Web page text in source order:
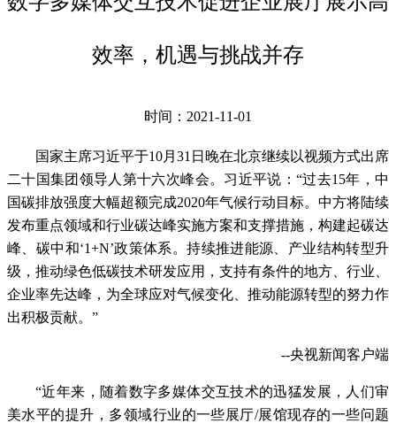
效率，机遇与挑战并存
时间：2021-11-01
国家主席习近平于10月31日晚在北京继续以视频方式出席
二十国集团领导人第十六次峰会。习近平说：“过去15年，中
国碳排放强度大幅超额完成2020年气候行动目标。中方将陆续
发布重点领域和行业碳达峰实施方案和支撑措施，构建起碳达
峰、碳中和‘1+N’政策体系。持续推进能源、产业结构转型升
级，推动绿色低碳技术研发应用，支持有条件的地方、行业、
企业率先达峰，为全球应对气候变化、推动能源转型的努力作
出积极贡献。”
--央视新闻客户端
“近年来，随着数字多媒体交互技术的迅猛发展，人们审
美水平的提升，多领域行业的一些展厅/展馆现存的一些问题